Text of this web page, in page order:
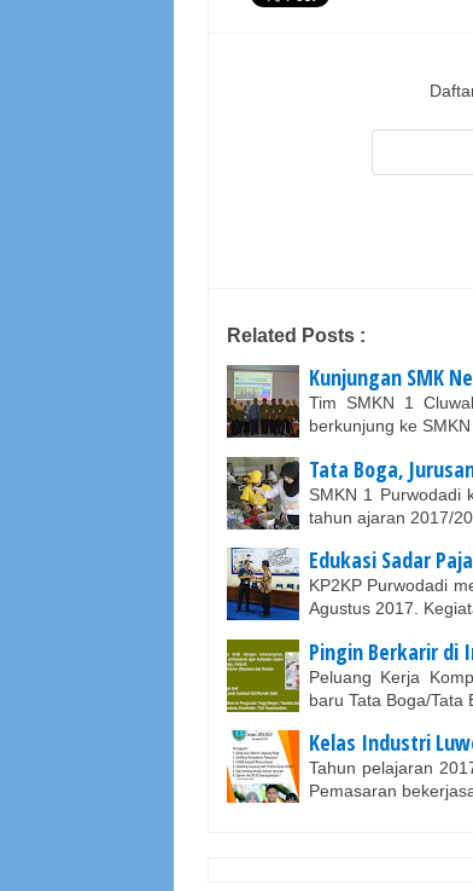
Related Posts :
Kunjungan SMK
Tim SMKN 1
berkunjung ke
Tata Boga,
SMKN 1 Purwodadi
tahun ajaran 2017/
Edukasi Sadar
KP2KP Purwodadi
Agustus 2017.
Pingin Berkarir di
Peluang Kerja
baru Tata Boga/Tata
Kelas Industri
Tahun pelajaran
Pemasaran